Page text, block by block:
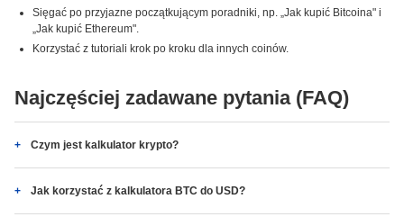
Sięgać po przyjazne początkującym poradniki, np. „Jak kupić Bitcoina" i
„Jak kupić Ethereum".
Korzystać z tutoriali krok po kroku dla innych coinów.
Najczęściej zadawane pytania (FAQ)
Czym jest kalkulator krypto?
Jak korzystać z kalkulatora BTC do USD?